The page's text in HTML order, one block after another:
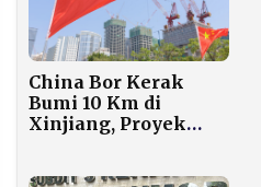
China Bor Kerak
Bumi 10 Km di
Xinjiang, Proyek